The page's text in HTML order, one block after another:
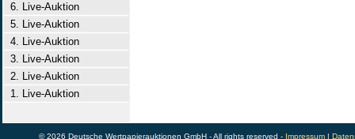
6. Live-Auktion
5. Live-Auktion
4. Live-Auktion
3. Live-Auktion
2. Live-Auktion
1. Live-Auktion
© 2026 Deutsche Wertpapierauktionen GmbH - All rights reserved - Impressum|